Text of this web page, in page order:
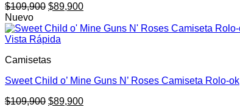
$109,900 El
original
era:
$89,900El
actual
Nuevo
Vista Rápida
Camisetas
Sweet Child o’ Mine Guns N’ Roses Camiseta Rolo-ok
$109,900 El
$89,900El